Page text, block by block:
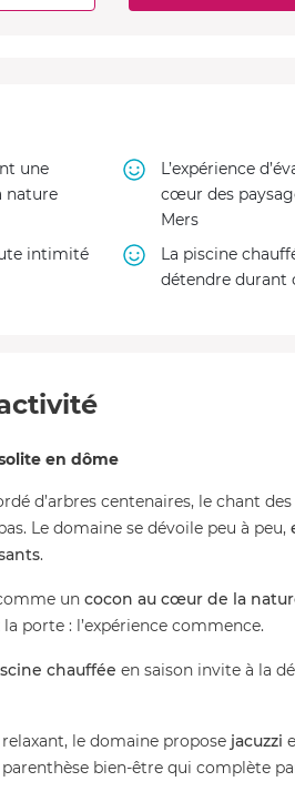
une
nature
L’expérience
cœur des
Mers
intimité
La piscine
détendre durant
en dôme
d’arbres centenaires, le chant des
Le domaine se dévoile peu à peu,
.
un cocon au cœur de la
porte : l’expérience commence.
chauffée en saison invite à la
le domaine propose jacuzzi
bien-être qui complète